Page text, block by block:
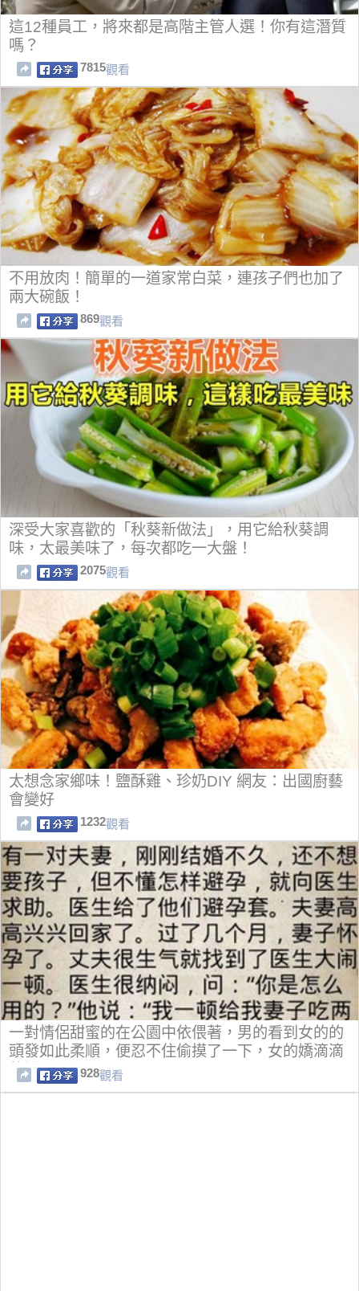
這12種員工，將來都是高階主管人選！你有這潛質
嗎？
7815觀看
不用放肉！簡單的一道家常白菜，連孩子們也加了
兩大碗飯！
869觀看
深受大家喜歡的「秋葵新做法」，用它給秋葵調
味，太最美味了，每次都吃一大盤！
2075觀看
太想念家鄉味！鹽酥雞、珍奶DIY 網友：出國廚藝
會變好
1232觀看
一對情侶甜蜜的在公園中依偎著，男的看到女的的
頭發如此柔順，便忍不住偷摸了一下，女的嬌滴滴
的說：..... 928觀看